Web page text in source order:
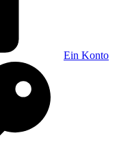
Ein Konto